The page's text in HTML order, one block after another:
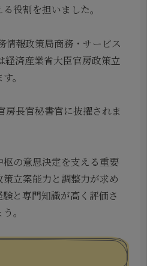
役割を担いました。
情報政策局商務・サービス
経済産業省大臣官房政策立
。
房長官秘書官に抜擢されま
の意思決定を支える重要
立案能力と調整力が求め
と専門知識が高く評価さ
。